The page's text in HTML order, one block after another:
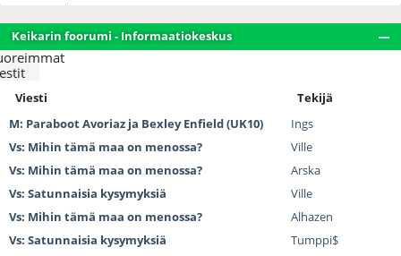
Keikarin foorumi - Informaatiokeskus
Viesti
Tekijä
M: Paraboot Avoriaz ja Bexley Enfield (UK10)
Ings
Vs: Mihin tämä maa on menossa?
Ville
Vs: Mihin tämä maa on menossa?
Arska
Vs: Satunnaisia kysymyksiä
Ville
Vs: Mihin tämä maa on menossa?
Alhazen
Vs: Satunnaisia kysymyksiä
Tumppi$